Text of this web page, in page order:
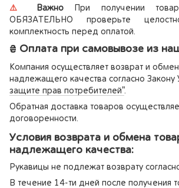
⚠️ ВажноПри получении
ОБЯЗАТЕЛЬНО проверьте
комплектность перед оплатой.
₴ Оплата при самовывозе из
Компания осуществляет возврат и
надлежащего качества согласно Закону
защите прав потребителей".
Обратная доставка товаров
договоренности.
Условия возврата и обмена
надлежащего качества:
Рукавицы не подлежат возврату
В течение 14-ти дней после получения